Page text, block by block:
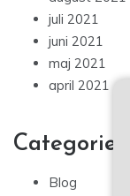
juli 2021
juni 2021
maj 2021
april 2021
Categories
Blog